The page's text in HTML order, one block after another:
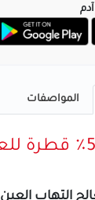
المواصفات
التهاب العين